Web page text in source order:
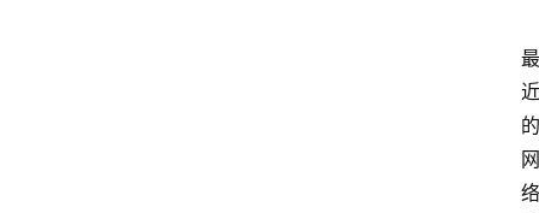
最
近
的
网
络